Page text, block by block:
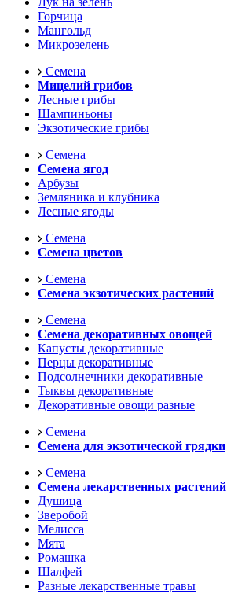
Горчица
Мангольд
Микрозелень
Семена
Мицелий грибов
Лесные грибы
Шампиньоны
Экзотические грибы
Семена
Семена ягод
Арбузы
Земляника и клубника
Лесные ягоды
Семена
Семена цветов
Семена
Семена экзотических растений
Семена
Семена декоративных овощей
Капусты декоративные
Перцы декоративные
Подсолнечники декоративные
Тыквы декоративные
Декоративные овощи разные
Семена
Семена для экзотической грядки
Семена
Семена лекарственных растений
Душица
Зверобой
Мелисса
Мята
Ромашка
Шалфей
Разные лекарственные травы